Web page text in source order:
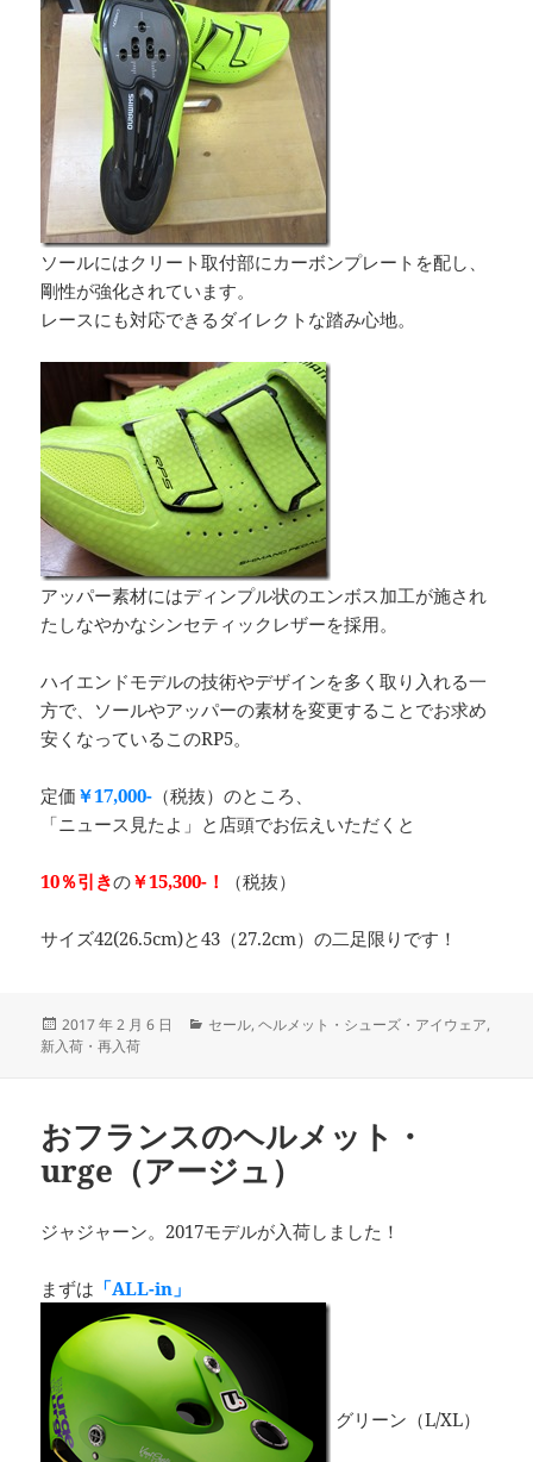
ソールにはクリート取付部にカーボンプレートを配し、
剛性が強化されています。
レースにも対応できるダイレクトな踏み心地。
アッパー素材にはディンプル状のエンボス加工が施され
たしなやかなシンセティックレザーを採用。
ハイエンドモデルの技術やデザインを多く取り入れる一
方で、ソールやアッパーの素材を変更することでお求め
安くなっているこのRP5。
定価 ￥17,000- （税抜）のところ、
「ニュース見たよ」と店頭でお伝えいただくと
10％引きの￥15,300-！ （税抜）
サイズ42(26.5cm)と43（27.2cm）の二足限りです！
投
稿
2017 年 2 月 6 日
カ
セール,ヘルメット・シューズ・アイウェア,
新入荷・再入荷
おフランスのヘルメット・
urge（アージュ）
ジャジャーン。2017モデルが入荷しました！
まずは 「ALL-in」
グリーン（L/XL）